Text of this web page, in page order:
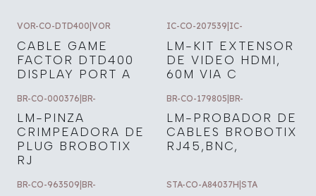
VOR-CO-DTD400 VOR
CABLE GAME
FACTOR DTD400
DISPLAY PORT A
IC-CO-207539 IC-
LM-KIT EXTENSOR
DE VIDEO HDMI,
60M VIA C
BR-CO-000376|BR-
LM-PINZA
CRIMPEADORA DE
PLUG BROBOTIX
RJ
BR-CO-179805|BR-
LM-PROBADOR DE
CABLES BROBOTIX
RJ45,BNC,
BR-CO-963509 BR- STA-CO-A84037H STA